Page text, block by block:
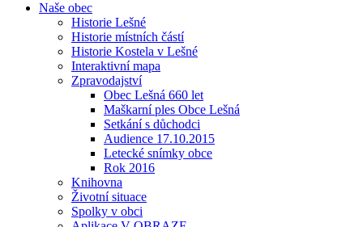
Naše obec
Historie Lešné
Historie místních částí
Historie Kostela v Lešné
Interaktivní mapa
Zpravodajství
Obec Lešná 660 let
Maškarní ples Obce Lešná
Setkání s důchodci
Audience 17.10.2015
Letecké snímky obce
Rok 2016
Knihovna
Životní situace
Spolky v obci